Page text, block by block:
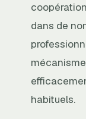
dans de
habituels.